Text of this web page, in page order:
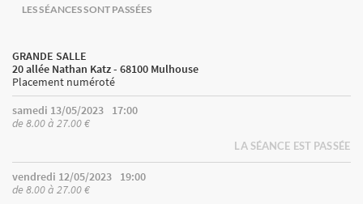
LES SÉANCES SONT PASSÉES
GRANDE SALLE
20 allée Nathan Katz - 68100 Mulhouse
Placement numéroté
samedi 13/05/2023
17:00
de 8.00 à 27.00 €
LA SÉANCE EST PASSÉE
vendredi 12/05/2023
19:00
de 8.00 à 27.00 €